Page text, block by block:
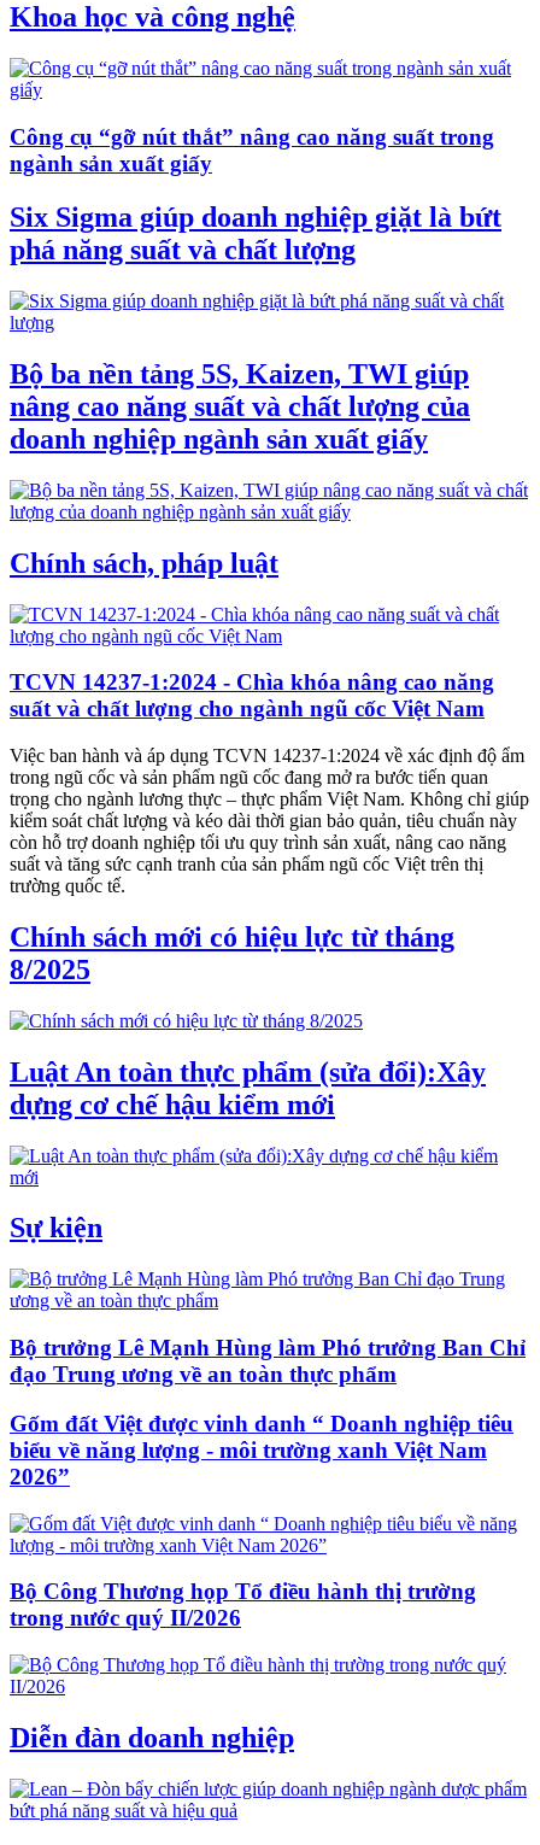
Khoa học và công nghệ
Công cụ “gỡ nút thắt” nâng cao năng suất trong
ngành sản xuất giấy
Six Sigma giúp doanh nghiệp giặt là bứt
phá năng suất và chất lượng
Bộ ba nền tảng 5S, Kaizen, TWI giúp
nâng cao năng suất và chất lượng của
doanh nghiệp ngành sản xuất giấy
Chính sách, pháp luật
TCVN 14237-1:2024 - Chìa khóa nâng cao năng
suất và chất lượng cho ngành ngũ cốc Việt Nam
Việc ban hành và áp dụng TCVN 14237-1:2024 về xác định độ ẩm
trong ngũ cốc và sản phẩm ngũ cốc đang mở ra bước tiến quan
trọng cho ngành lương thực – thực phẩm Việt Nam. Không chỉ giúp
kiểm soát chất lượng và kéo dài thời gian bảo quản, tiêu chuẩn này
còn hỗ trợ doanh nghiệp tối ưu quy trình sản xuất, nâng cao năng
suất và tăng sức cạnh tranh của sản phẩm ngũ cốc Việt trên thị
trường quốc tế.
Chính sách mới có hiệu lực từ tháng
8/2025
Luật An toàn thực phẩm (sửa đổi):Xây
dựng cơ chế hậu kiểm mới
Sự kiện
Bộ trưởng Lê Mạnh Hùng làm Phó trưởng Ban Chỉ
đạo Trung ương về an toàn thực phẩm
Gốm đất Việt được vinh danh “ Doanh nghiệp tiêu
biểu về năng lượng - môi trường xanh Việt Nam
2026”
Bộ Công Thương họp Tổ điều hành thị trường
trong nước quý II/2026
Diễn đàn doanh nghiệp